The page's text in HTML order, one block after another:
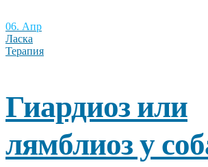
06. Апр
Ласка
Терапия
Гиардиоз или
лямблиоз у